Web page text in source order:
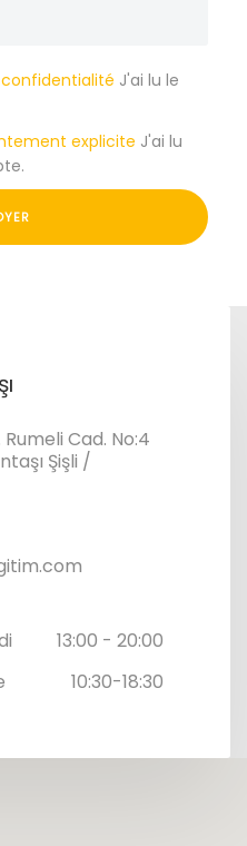
J'ai lu le
explicite J'ai lu
Cad. No:4
Şişli /
13:00 - 20:00
10:30-18:30